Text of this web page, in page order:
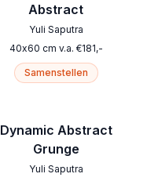
Abstract
Yuli Saputra
40x60 cm v.a. €181,-
Samenstellen
Dynamic Abstract
Grunge
Yuli Saputra